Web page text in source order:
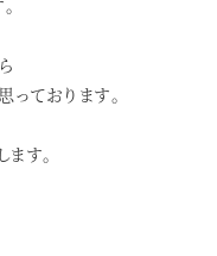
ております。
す。